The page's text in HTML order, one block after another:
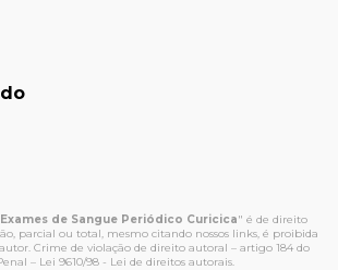
Exames de Sangue Periódico Curicica" é de direito
parcial ou total, mesmo citando nossos links, é proibida
Crime de violação de direito autoral – artigo 184 do
– Lei 9610/98 - Lei de direitos autorais.